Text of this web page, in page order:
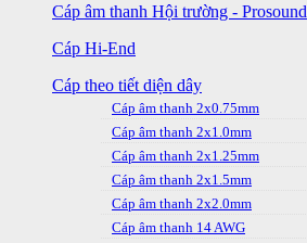
Cáp âm thanh Hội trường - Prosound
Cáp Hi-End
Cáp theo tiết diện dây
Cáp âm thanh 2x0.75mm
Cáp âm thanh 2x1.0mm
Cáp âm thanh 2x1.25mm
Cáp âm thanh 2x1.5mm
Cáp âm thanh 2x2.0mm
Cáp âm thanh 14 AWG